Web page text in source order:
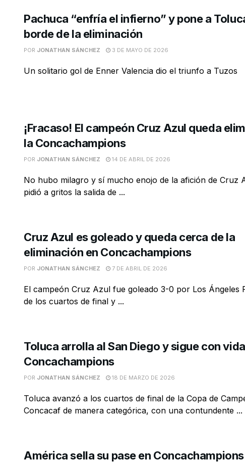
Pachuca “enfría el infierno” y pone a
borde de la eliminación
POR JONATHAN SÁNCHEZ 3 DE MAYO DE 2026
Un solitario gol de Enner Valencia dio el triunfo a Tuzos
¡Fracaso! El campeón Cruz Azul queda
la Concachampions
POR JONATHAN SÁNCHEZ 14 DE ABRIL DE 2026
No hubo milagro y sí mucho enojo de la afición de Cruz
pidió a gritos la salida de ...
Cruz Azul es goleado y queda cerca de la
eliminación en Concachampions
POR JONATHAN SÁNCHEZ 7 DE ABRIL DE 2026
El campeón Cruz Azul fue goleado 3-0 por Los Ángeles
de los cuartos de final y ...
Toluca arrolla al San Diego y sigue con
Concachampions
POR JONATHAN SÁNCHEZ 18 DE MARZO DE 2026
Toluca avanzó a los cuartos de final de la Copa de
Concacaf de manera categórica, con una contundente ...
América sella su pase en